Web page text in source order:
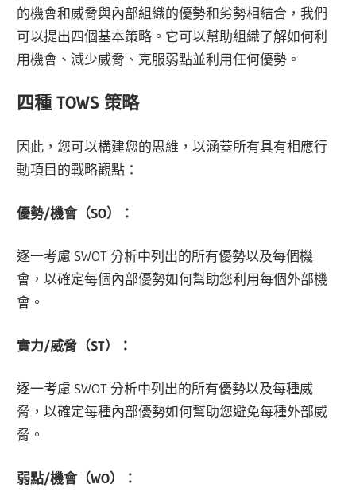
的機會和威脅與內部組織的優勢和劣勢相結合，我們
可以提出四個基本策略。它可以幫助組織了解如何利
用機會、減少威脅、克服弱點並利用任何優勢。
四種 TOWS 策略
因此，您可以構建您的思維，以涵蓋所有具有相應行
動項目的戰略觀點：
優勢/機會（SO）：
逐一考慮 SWOT 分析中列出的所有優勢以及每個機
會，以確定每個內部優勢如何幫助您利用每個外部機
會。
實力/威脅（ST）：
逐一考慮 SWOT 分析中列出的所有優勢以及每種威
脅，以確定每種內部優勢如何幫助您避免每種外部威
脅。
弱點/機會（WO）：